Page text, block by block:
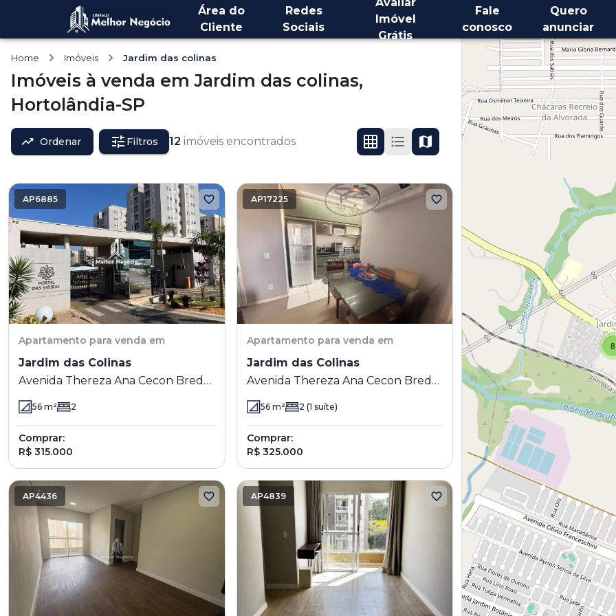
Área do
Cliente
Redes
Sociais
Imóvel
Grátis
Fale
conosco
Quero
anunciar
Home Imóveis Jardim das colinas
Imóveis à venda emJardim das colinas,
Hortolândia-SP
Ordenar Filtros 12 imóveis encontrados
AP6885
Apartamento para venda em
Jardim das Colinas
Avenida Thereza Ana Cecon Breda
Hortolândia - SP
56 m² 2
Comprar:
R$ 315.000
AP17225
Apartamento para venda em
Jardim das Colinas
Avenida Thereza Ana Cecon Breda
Hortolândia - SP
56m² 2 (1 suíte)
Comprar:
R$ 325.000
AP4436 AP4839
8